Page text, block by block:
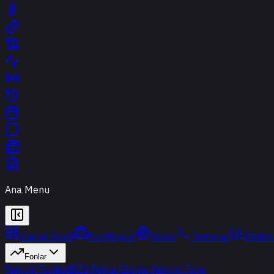
Ana Menu
Günün Özeti Portföyüm Radar Terminal
Fonlar
Yatırım FonlarıBES FonlarıBorsa Yatırım Fonu